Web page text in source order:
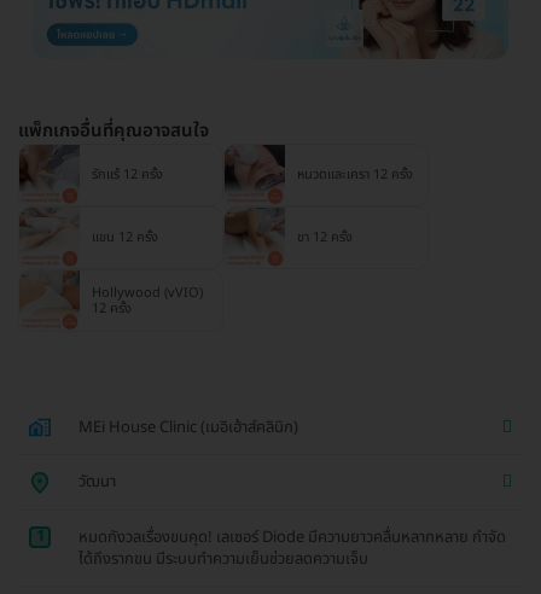
แพ็กเกจอื่นที่คุณอาจสนใจ
รักแร้ 12 ครั้ง หนวดและเครา 12 ครั้ง
แขน 12 ครั้ง ขา 12 ครั้ง
Hollywood (vVIO)
12 ครั้ง
MEi House Clinic (เมอิเฮ้าส์คลินิก)
วัฒนา
1
หมดกังวลเรื่องขนคุด! เลเซอร์ Diode มีความยาวคลื่นหลากหลาย กำจัด
ได้ถึงรากขน มีระบบทำความเย็นช่วยลดความเจ็บ